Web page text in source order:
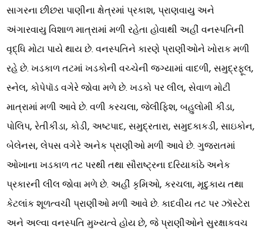
સાગરના છીછરા પાણીના ક્ષેત્રમાં પ્રકાશ, પ્રાણવાયુ અને
અંગારવાયુ વિશાળ માત્રામાં મળી રહેતા હોવાથી અહીં વનસ્પતિની
વૃદ્ધિ મોટા પાયે થાય છે. વનસ્પતિને કારણે પ્રાણીઓને ખોરાક મળી
રહે છે. ખડકાળ તટમાં ખડકોની વચ્ચેની જગ્યામાં વાદળી, સમુદ્રફૂલ,
સ્નેલ, કોપેપૉડ વગેરે જોવા મળે છે. ખડકો પર લીલ, સેવાળ મોટી
માત્રામાં મળી આવે છે. વળી કરચલા, જેલીફિશ, બહુલોમી કીડા,
પોલિપ, રેતીકીડા, કોડી, અષ્ટપાદ, સમુદ્રતારા, સમુદકાકડી, સાઇકોન,
બેલેનસ, લેપસ વગેરે અનેક પ્રાણીઓ મળી આવે છે. ગુજરાતમાં
ઓખાના ખડકાળ તટ પરથી તથા સૌરાષ્ટ્રના દરિયાકાંઠે અનેક
પ્રકારની લીલ જોવા મળે છે. અહીં કૃમિઓ, કરચલા, મૃદુકાય તથા
કેટલાંક શૂળત્વચી પ્રાણીઓ મળી આવે છે. કાદવીય તટ પર ઝૉસ્ટેરા
અને અલ્વા વનસ્પતિ મુખ્યત્વે હોય છે, જે પ્રાણીઓને સુરક્ષાકવચ